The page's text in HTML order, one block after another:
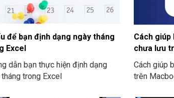
bất ngờ và an toàn.
để bạn định dạng ngày tháng
Excel
dẫn bạn thực hiện định dạng
trong Excel
Cách giúp
chưa lưu
Cách giúp
trên